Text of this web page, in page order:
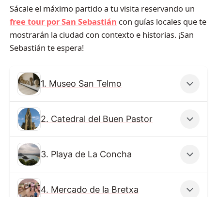
Sácale el máximo partido a tu visita reservando un
free tour por San Sebastián con guías locales que te
mostrarán la ciudad con contexto e historias. ¡San
Sebastián te espera!
1. Museo San Telmo
2. Catedral del Buen Pastor
3. Playa de La Concha
4. Mercado de la Bretxa